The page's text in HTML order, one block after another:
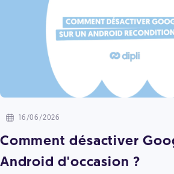
16/06/2026
Comment désactiver
Android d'occasion ?